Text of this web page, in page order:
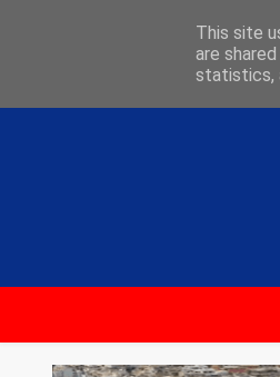
This site
are
statistics,